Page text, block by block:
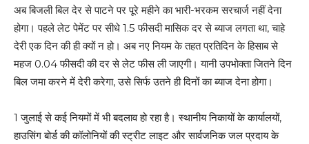
अब बिजली बिल देर से पाटने पर पूरे महीने का भारी-भरकम सरचार्ज नहीं देना
होगा। पहले लेट पेमेंट पर सीधे 1.5 फीसदी मासिक दर से ब्याज लगता था, चाहे
देरी एक दिन की ही क्यों न हो। अब नए नियम के तहत प्रतिदिन के हिसाब से
महज 0.04 फीसदी की दर से लेट फीस ली जाएगी। यानी उपभोक्ता जितने दिन
बिल जमा करने में देरी करेगा, उसे सिर्फ उतने ही दिनों का ब्याज देना होगा।
1 जुलाई से कई नियमों में भी बदलाव हो रहा है। स्थानीय निकायों के कार्यालयों,
हाउसिंग बोर्ड की कॉलोनियों की स्ट्रीट लाइट और सार्वजनिक जल प्रदाय के